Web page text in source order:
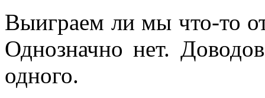
Выиграем ли мы что-то
Однозначно нет.
одного.